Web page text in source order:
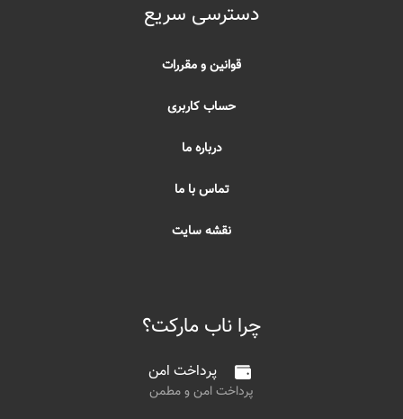
دسترسی سریع
قوانین و مقررات
حساب کاربری
درباره ما
تماس با ما
نقشه سایت
چرا ناب مارکت؟
پرداخت امن
پرداخت امن و مطمن